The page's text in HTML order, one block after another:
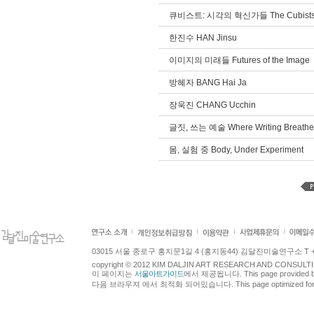
큐비스트: 시각의 혁신가들 The
한진수 HAN Jinsu
이미지의 미래들 Futures of the Image
방혜자 BANG Hai Ja
장욱진 CHANG Ucchin
글짓, 쓰는 예술 Where Writing
몸, 실험 중 Body, Under Experiment
03015 서울 종로구 홍지문1길 4 (홍지동44) 김달진미술연구소 T
copyright © 2012 KIM DALJIN ART RESEARCH AND
이 페이지는 서울아트가이드에서 제공됩니다. This page provided
다음 브라우져 에서 최적화 되어있습니다. This page optimized